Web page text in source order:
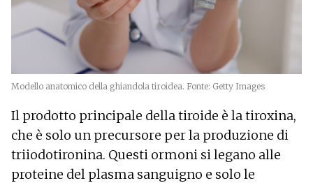
Modello anatomico della ghiandola tiroidea. Fonte: Getty Images
Il prodotto principale della tiroide è la tiroxina,
che è solo un precursore per la produzione di
triiodotironina. Questi ormoni si legano alle
proteine del plasma sanguigno e solo le